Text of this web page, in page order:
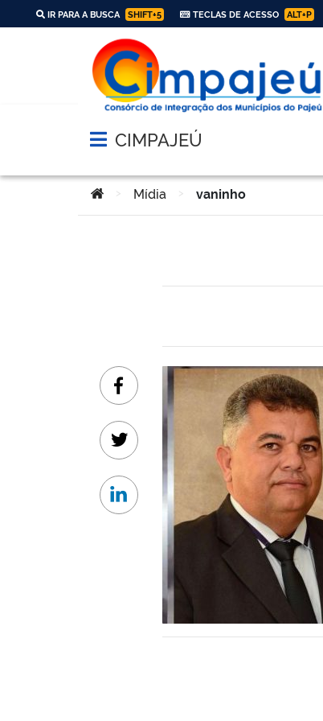
IR PARA A BUSCA SHIFT+5 TECLAS DE ACESSO ALT+P
Abrir menu principal de navegação
CIMPAJEÚ
Você está aqui:
> Mídia > vaninho
Facebook
Twitter
Linkedin